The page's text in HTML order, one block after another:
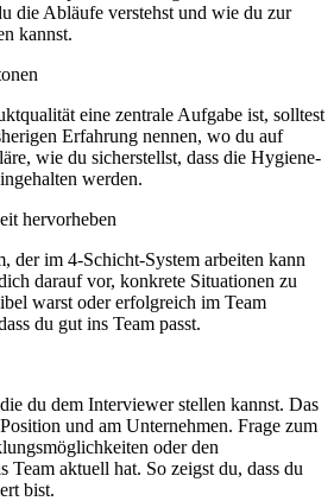
die Abläufe verstehst und wie du zur
kannst.
eine zentrale Aufgabe ist, solltest
Erfahrung nennen, wo du auf
wie du sicherstellst, dass die Hygiene-
werden.
hervorheben
der im 4-Schicht-System arbeiten kann
darauf vor, konkrete Situationen zu
warst oder erfolgreich im Team
du gut ins Team passt.
du dem Interviewer stellen kannst. Das
und am Unternehmen. Frage zum
oder den
Team aktuell hat. So zeigst du, dass du
bist.